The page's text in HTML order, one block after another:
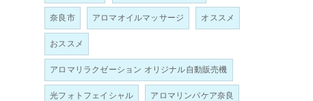
奈良市 アロマオイルマッサージ オススメ
おススメ
アロマリラクゼーション オリジナル自動販売機
光フォトフェイシャル アロマリンパケア奈良